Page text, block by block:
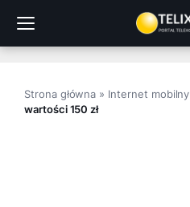
treści
Strona główna » Internet mobilny
wartości 150 zł